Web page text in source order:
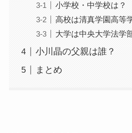
小学校・中学校は？
高校は清真学園高等
大学は中央大学法学
小川晶の父親は誰？
まとめ